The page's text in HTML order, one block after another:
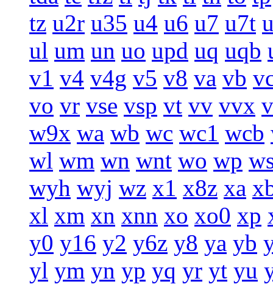
tz u2r u35 u4 u6 u7 u7t
ul um un uo upd uq uqb
v1 v4 v4g v5 v8 va vb
vo vr vse vsp vt vv vvx
w9x wa wb wc wc1 wcb
wl wm wn wnt wo wp
wyh wyj wz x1 x8z xa
xl xm xn xnn xo xo0 xp
y0 y16 y2 y6z y8 ya yb
yl ym yn yp yq yr yt yu